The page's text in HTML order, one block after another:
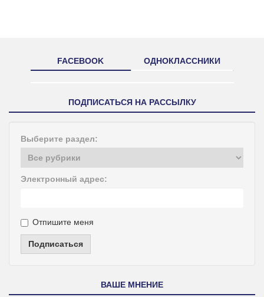
FACEBOOK ОДНОКЛАССНИКИ
ПОДПИСАТЬСЯ НА РАССЫЛКУ
Выберите раздел:
Электронный адрес:
Отпишите меня
Подписаться
ВАШЕ МНЕНИЕ